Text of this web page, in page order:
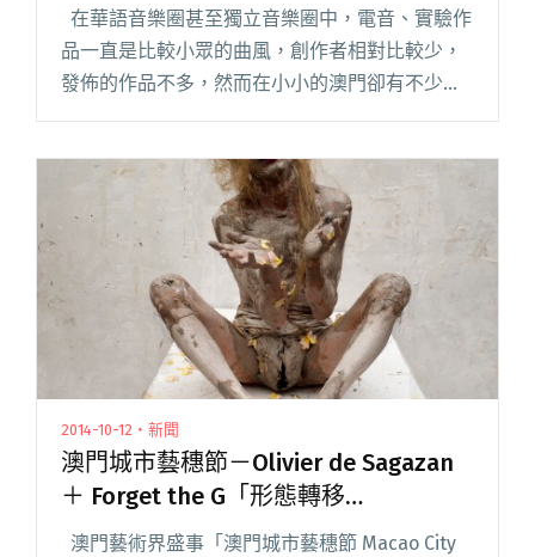
在華語音樂圈甚至獨立音樂圈中，電音、實驗作
品一直是比較小眾的曲風，創作者相對比較少，
發佈的作品不多，然而在小小的澳門卻有不少音
樂人從事該領域。活躍於澳門的澳門本地獨立廠
讀全文 "澳門獨立廠牌「Mowave」《Mowave :
Soundscape》音樂合輯"
2014-10-12・新聞
澳門城市藝穗節－Olivier de Sagazan
＋ Forget the G「形態轉移
Transfiguration」
澳門藝術界盛事「澳門城市藝穗節 Macao City